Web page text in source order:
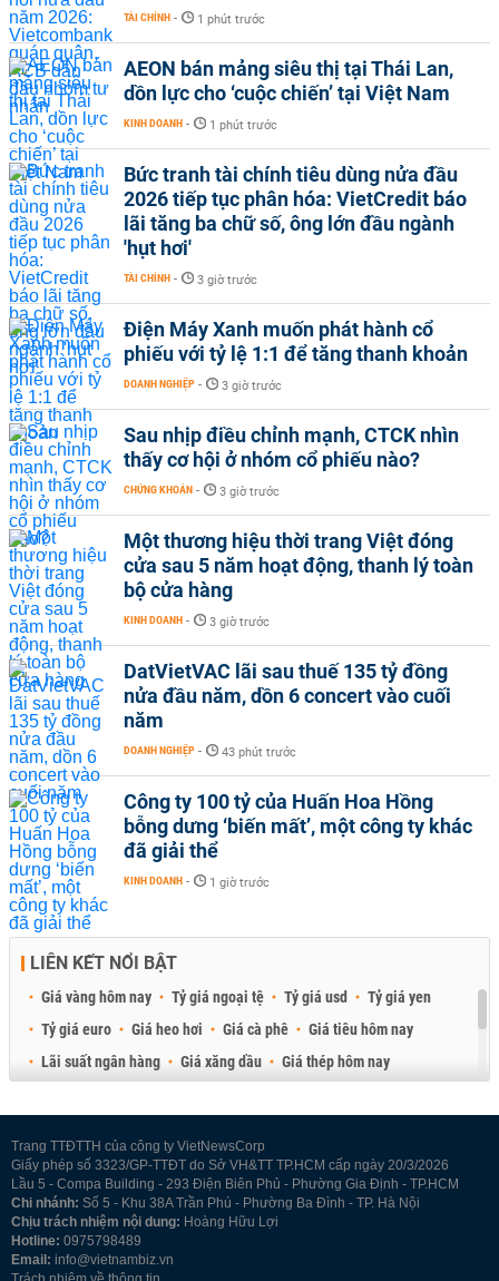
TÀI CHÍNH - 1 phút trước
AEON bán mảng siêu thị tại Thái Lan,
dồn lực cho ‘cuộc chiến’ tại Việt Nam
KINH DOANH - 1 phút trước
Bức tranh tài chính tiêu dùng nửa đầu
2026 tiếp tục phân hóa: VietCredit báo
lãi tăng ba chữ số, ông lớn đầu ngành
'hụt hơi'
TÀI CHÍNH - 3 giờ trước
Điện Máy Xanh muốn phát hành cổ
phiếu với tỷ lệ 1:1 để tăng thanh khoản
DOANH NGHIỆP - 3 giờ trước
Sau nhịp điều chỉnh mạnh, CTCK nhìn
thấy cơ hội ở nhóm cổ phiếu nào?
CHỨNG KHOÁN - 3 giờ trước
Một thương hiệu thời trang Việt đóng
cửa sau 5 năm hoạt động, thanh lý toàn
bộ cửa hàng
KINH DOANH - 3 giờ trước
DatVietVAC lãi sau thuế 135 tỷ đồng
nửa đầu năm, dồn 6 concert vào cuối
năm
DOANH NGHIỆP - 43 phút trước
Công ty 100 tỷ của Huấn Hoa Hồng
bỗng dưng ‘biến mất’, một công ty khác
đã giải thể
KINH DOANH - 1 giờ trước
LIÊN KẾT NỔI BẬT
Giá vàng hôm nay Tỷ giá ngoại tệ Tỷ giá usd
Tỷ giá yen
Tỷ giá euro
Giá heo hơi Giá cà phê
Giá tiêu hôm nay
Lãi suất ngân hàng
Giá xăng dầu
Giá thép hôm nay
Trang TTĐTTH của công ty VietNewsCorp
Giấy phép số 3323/GP-TTĐT do Sở VH&TT TP.HCM cấp ngày 20/3/2026
Lầu 5 - Compa Building - 293 Điện Biên Phủ - Phường Gia Định - TP.HCM
Chi nhánh: Số 5 - Khu 38A Trần Phú - Phường Ba Đình - TP. Hà Nội
Chịu trách nhiệm nội dung: Hoàng Hữu Lợi
Hotline: 0975798489
Email: info@vietnambiz.vn